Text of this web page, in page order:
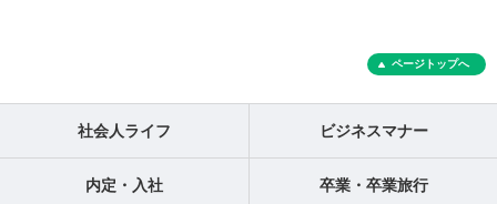
ページトップへ
社会人ライフ ビジネスマナー
内定・入社 卒業・卒業旅行